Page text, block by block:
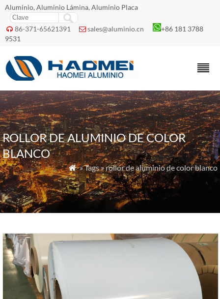
Aluminio, Aluminio Lámina, Aluminio Placa
 86-371-65621391  sales@aluminio.cn
+86 181 3788
9531
ROLLOR DE ALUMINIO DE COLOR
BLANCO
 » Tags » rollor de aluminio de color blanco